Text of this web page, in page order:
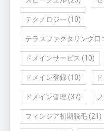
テクノロジー (10)
テラスファクタリング口
ドメインサービス (10)
ドメイン登録 (10)
ドメイン管理 (37)
フィンジア初期脱毛 (21)